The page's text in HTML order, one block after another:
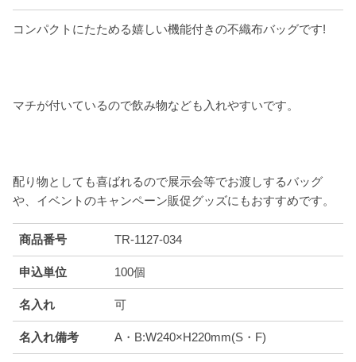
コンパクトにたためる嬉しい機能付きの不織布バッグです!
マチが付いているので飲み物なども入れやすいです。
配り物としても喜ばれるので展示会等でお渡しするバッグ
や、イベントのキャンペーン販促グッズにもおすすめです。
商品番号 TR-1127-034
申込単位 100個
名入れ 可
名入れ備考 A・B:W240×H220mm(S・F)